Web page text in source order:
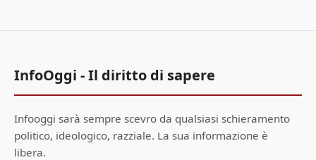
InfoOggi - Il diritto di sapere
Infooggi sarà sempre scevro da qualsiasi schieramento
politico, ideologico, razziale. La sua informazione è
libera.